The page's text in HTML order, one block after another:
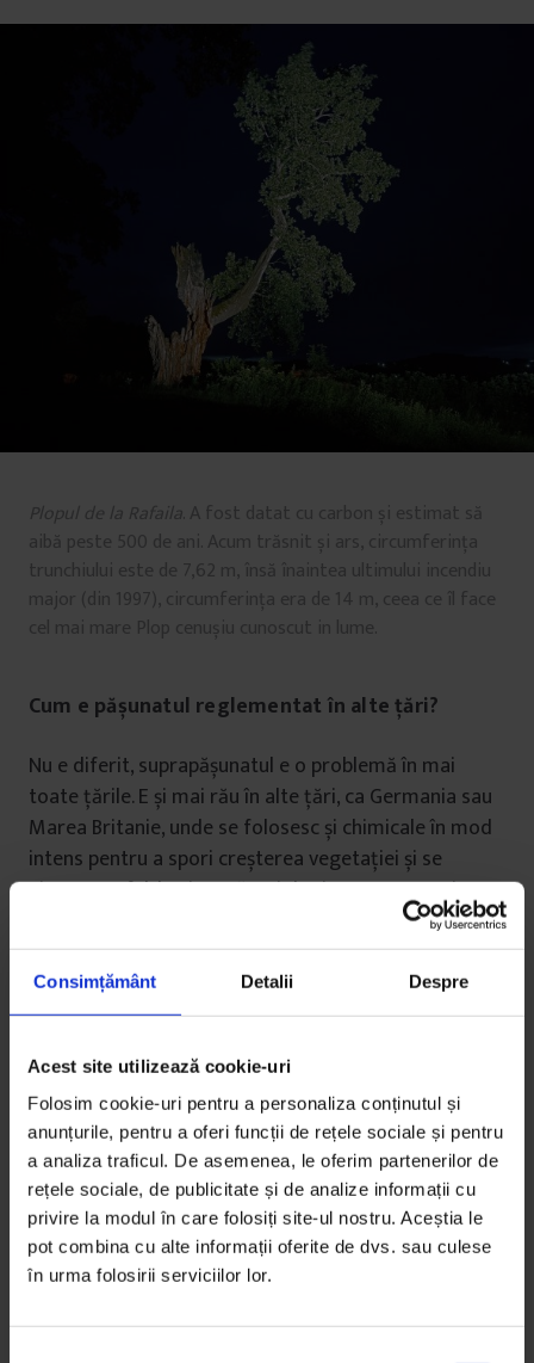
Consimțământ Detalii Despre
Acest site utilizează cookie-uri
Folosim cookie-uri pentru a personaliza conținutul și
anunțurile, pentru a oferi funcții de rețele sociale și pentru
a analiza traficul. De asemenea, le oferim partenerilor de
rețele sociale, de publicitate și de analize informații cu
privire la modul în care folosiți site-ul nostru. Aceștia le
pot combina cu alte informații oferite de dvs. sau culese
în urma folosirii serviciilor lor.
Plopul de la Rafaila . A fost datat cu carbon și estimat să
aibă peste 500 de ani. Acum trăsnit și ars, circumferința
trunchiului este de 7,62 m, însă înaintea ultimului incendiu
major (din 1997), circumferința era de 14 m, ceea ce îl face
cel mai mare Plop cenușiu cunoscut in lume.
Cum e pășunatul reglementat în alte țări?
Nu e diferit, suprapășunatul e o problemă în mai
toate țările. E și mai rău în alte țări, ca Germania sau
Marea Britanie, unde se folosesc și chimicale în mod
intens pentru a spori creșterea vegetației și se
ajunge, astfel, la niște pășuni de tip gazon. La noi
există suprapășunare, dar mulți nu au încă banii
necesari să pună atâtea chimicale în pământ.
Ce se întâmplă cu pășunile abandonate de
voie?
E rău. S-a demonstrat că dacă tu abandonezi
pășunatul sau cositul și îți cresc acolo arbori în
densități mari, după ce îi tai, nu mai ai aceeași
densitate de pășune și fâneață ca înainte. E prea
întuneric ca iarba să crească printre arbuști. Apoi,
dacă tai arbuștii, rămân cioatele care ies din pământ,
sunt tari și, dacă oile trec pe acolo, se rănesc. Eu nu